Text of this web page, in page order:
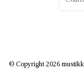
© Copyright 2026